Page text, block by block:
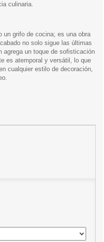
culinaria.
un grifo de cocina; es una obra
no solo sigue las últimas
agrega un toque de sofisticación
es atemporal y versátil, lo que
cualquier estilo de decoración,